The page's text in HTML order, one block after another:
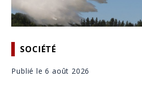
SOCIÉTÉ
Publié le 6 août 2026